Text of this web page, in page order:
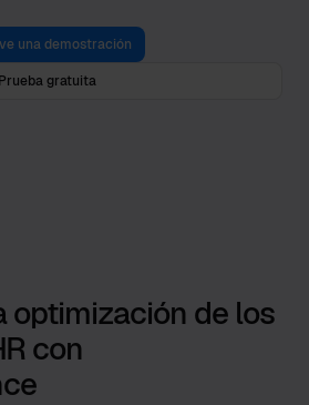
una demostración
Prueba gratuita
optimización de los
con